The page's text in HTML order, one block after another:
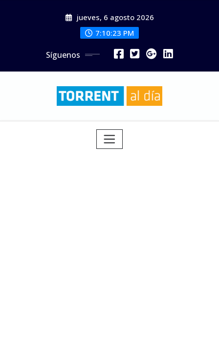
jueves, 6 agosto 2026
7:10:25 PM
Síguenos